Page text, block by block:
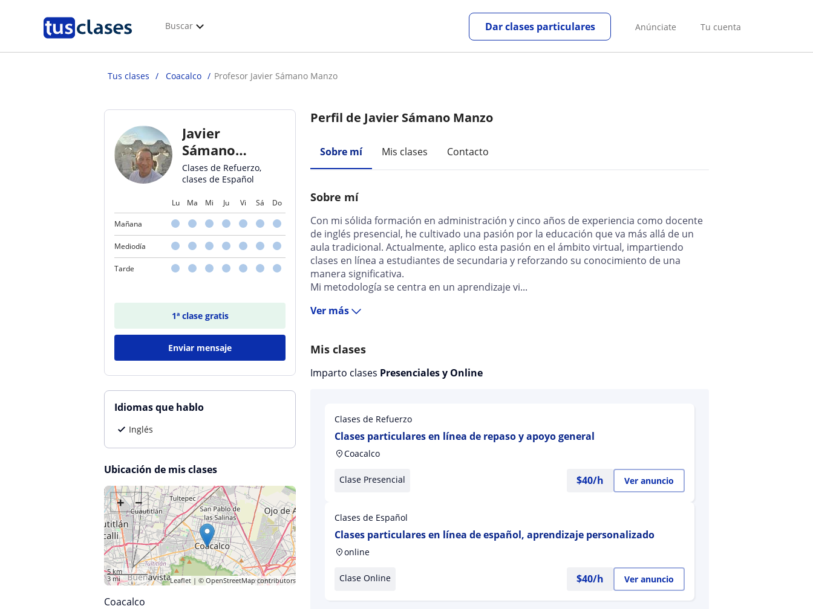
Buscar Anúnciate Tu cuenta
Dar clases particulares
Tus clases Coacalco Profesor Javier Sámano Manzo
Javier
Sámano
Manzo
Clases de Refuerzo,
clases de Español
Lu Ma Mi Ju Vi Sá Do
Mañana
Mediodía
Tarde
1ª clase gratis
Enviar mensaje
Idiomas que hablo
Inglés
Ubicación de mis clases
+ −
5 km
3 mi
Leaflet | ©OpenStreetMapcontributors
Coacalco
Perfil de Javier Sámano Manzo
Sobre mí Mis clases Contacto
Sobre mí
Con mi sólida formación en administración y cinco años de experiencia como docente
de inglés presencial, he cultivado una pasión por la educación que va más allá de un
aula tradicional. Actualmente, aplico esta pasión en el ámbito virtual, impartiendo
clases en línea a estudiantes de secundaria y reforzando su conocimiento de una
manera significativa.
Mi metodología se centra en un aprendizaje vi...
Ver más
Mis clases
Imparto clases Presenciales y Online
Clases de Refuerzo
Clases particulares en línea de repaso y apoyo general
Coacalco
Clase Presencial $40/h Ver anuncio
Clases de Español
Clases particulares en línea de español, aprendizaje personalizado
online
Clase Online $40/h Ver anuncio